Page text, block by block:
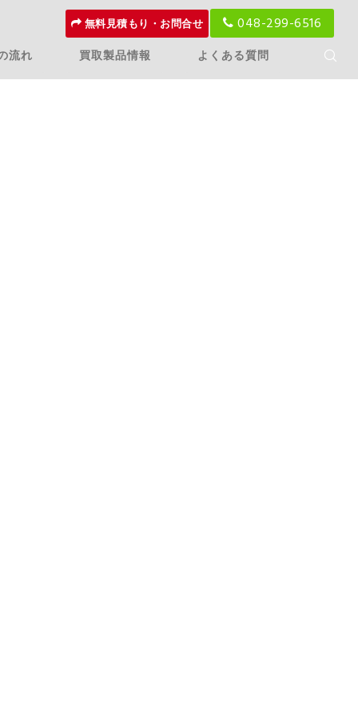
無料見積もり・お問合せ 048-299-6516
流れ 買取製品情報 よくある質問